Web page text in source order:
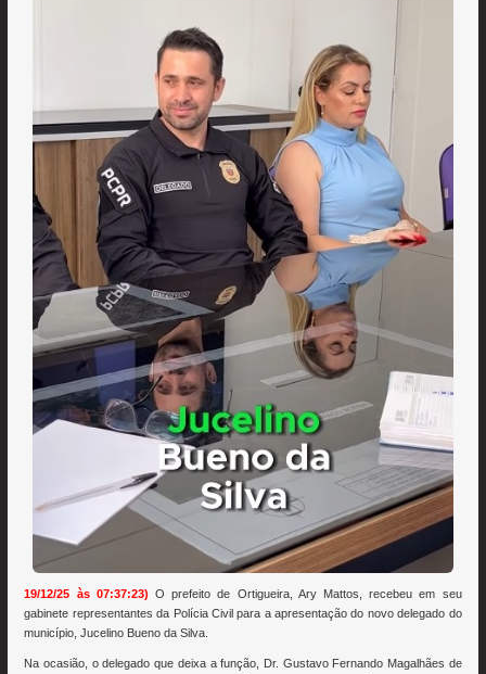
19/12/25 às 07:37:23) O prefeito de Ortigueira, Ary Mattos, recebeu em seu
gabinete representantes da Polícia Civil para a apresentação do novo delegado do
município, Jucelino Bueno da Silva.
Na ocasião, o delegado que deixa a função, Dr. Gustavo Fernando Magalhães de